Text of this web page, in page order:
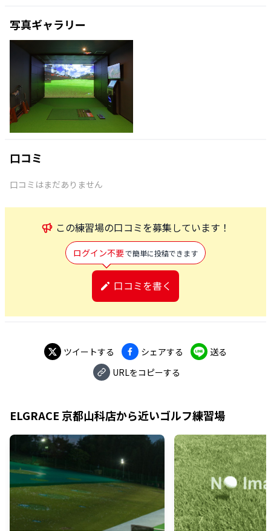
写真ギャラリー
口コミ
口コミはまだありません
この練習場の口コミを募集しています！
ログイン不要で簡単に投稿できます
口コミを書く
ツイートする シェアする
送る
URLをコピーする
ELGRACE 京都山科店から近いゴルフ練習場